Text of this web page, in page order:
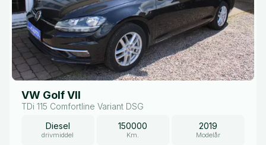
VW Golf VII
TDi 115 Comfortline Variant DSG
Diesel
drivmiddel
150000
Km.
2019
Modelår